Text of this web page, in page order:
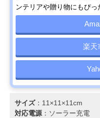
ンテリアや贈り物にもぴっ
楽天
サイズ：11×11×11cm
対応電源：‎ソーラー充電